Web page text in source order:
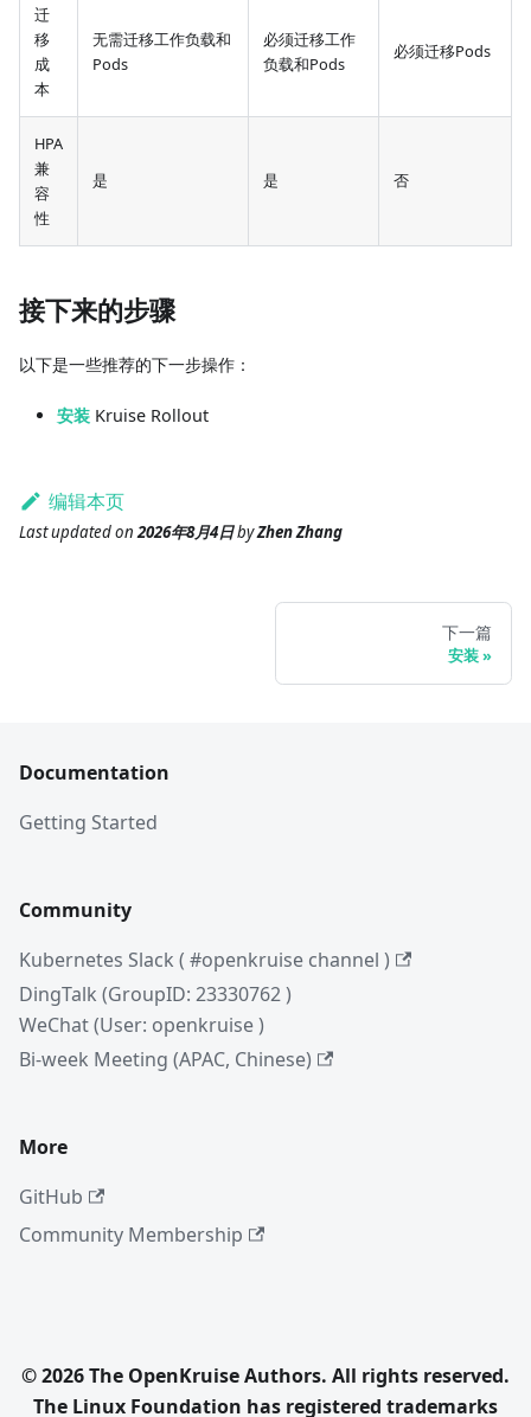
迁
移
成
本
无需迁移工作负载和
Pods
必须迁移工作
负载和Pods
必须迁移Pods
HPA
兼
容
性
是 是 否
接下来的步骤
以下是一些推荐的下一步操作：
安装 Kruise Rollout
编辑本页
Last updatedon2026年8月4日byZhen Zhang
下一篇
安装
Documentation
Getting Started
Community
Kubernetes Slack ( #openkruise channel )
DingTalk (GroupID: 23330762 )
WeChat (User: openkruise )
Bi-week Meeting (APAC, Chinese)
More
GitHub
Community Membership
© 2026 The OpenKruise Authors. All rights reserved.
The Linux Foundation has registered trademarks